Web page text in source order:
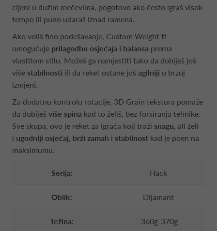
cijeni u dužim mečevima, pogotovo ako često igraš visok
tempo ili puno udaraš iznad ramena.
Ako voliš fino podešavanje, Custom Weight ti
omogućuje prilagodbu osjećaja i balansa prema
vlastitom stilu. Možeš ga namjestiti tako da dobiješ još
više stabilnosti ili da reket ostane još agilniji u brzoj
izmjeni.
Za dodatnu kontrolu rotacije, 3D Grain tekstura pomaže
da dobiješ više spina kad to želiš, bez forsiranja tehnike.
Sve skupa, ovo je reket za igrača koji traži snagu, ali želi
i ugodniji osjećaj, brži zamah i stabilnost kad je poen na
maksimumu.
Serija: Hack
Oblik: Dijamant
Težina: 360g-370g